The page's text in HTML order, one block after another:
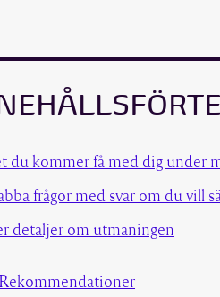
du kommer få med dig under
frågor med svar om du vill
detaljer om utmaningen
Rekommendationer